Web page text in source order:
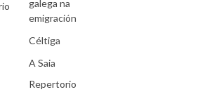
galega na
emigración
Céltiga
A Saia
Repertorio